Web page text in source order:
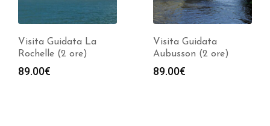
Visita Guidata La
Rochelle (2 ore)
89.00€
Visita Guidata
Aubusson (2 ore)
89.00€